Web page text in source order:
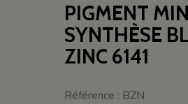
PIGMENT
SYNTHÈSE
ZINC 6141
Référence : BZN